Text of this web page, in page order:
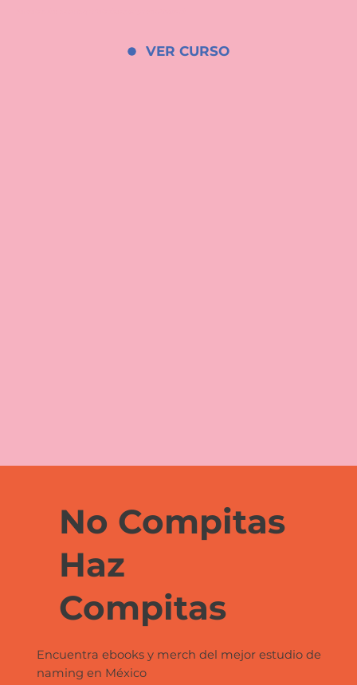
No Compitas
Haz
Compitas
Encuentra ebooks y merch del mejor estudio de
naming en México
VER CURSO